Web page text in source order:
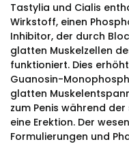
Tastylia und Cialis
Wirkstoff, einen
Inhibitor, der durch
glatten Muskelzellen
funktioniert. Dies
Guanosin-
glatten
zum Penis während
eine Erektion. Der
Formulierungen und